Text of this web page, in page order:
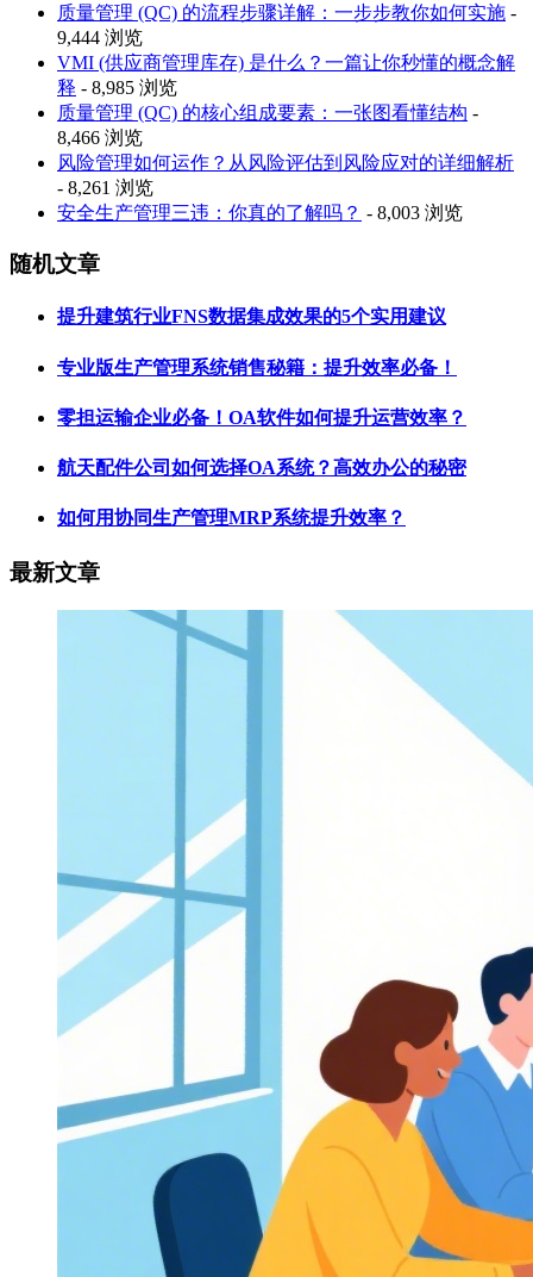
质量管理 (QC) 的流程步骤详解：一步步教你如何实施 -
9,444 浏览
VMI (供应商管理库存) 是什么？一篇让你秒懂的概念解
释 - 8,985 浏览
质量管理 (QC) 的核心组成要素：一张图看懂结构 -
8,466 浏览
风险管理如何运作？从风险评估到风险应对的详细解析
- 8,261 浏览
安全生产管理三违：你真的了解吗？ - 8,003 浏览
随机文章
提升建筑行业FNS数据集成效果的5个实用建议
专业版生产管理系统销售秘籍：提升效率必备！
零担运输企业必备！OA软件如何提升运营效率？
航天配件公司如何选择OA系统？高效办公的秘密
如何用协同生产管理MRP系统提升效率？
最新文章